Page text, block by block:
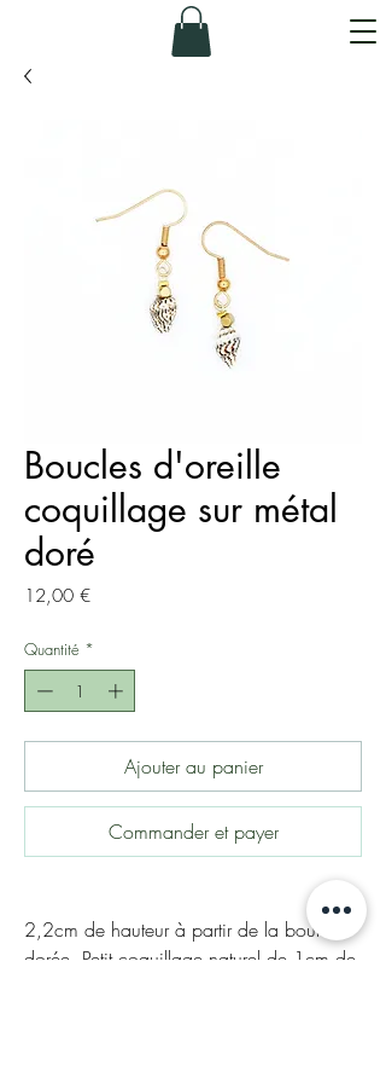
Boucles d'oreille
coquillage sur métal
doré
12,00 €Prix
Quantité *
Ajouter au panier
Commander et payer
2,2cm de hauteur à partir de la boule
dorée. Petit coquillage naturel de 1cm de